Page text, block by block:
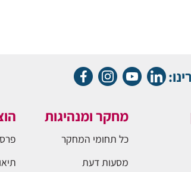
מחקר ומנהיגות
כל תחומי המחקר
מסעות דעת